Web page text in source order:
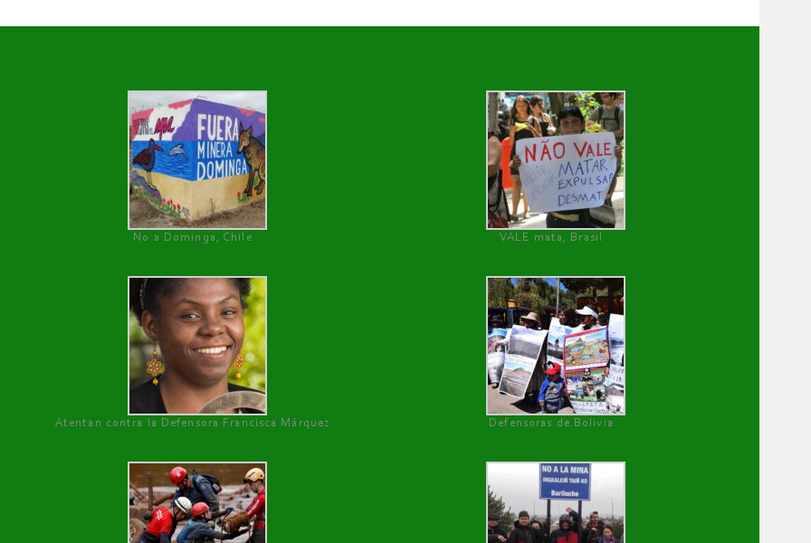
No a Dominga, Chile
VALE mata, Brasil
Atentan contra la Defensora Francisca Márquez Defensoras de Bolivia